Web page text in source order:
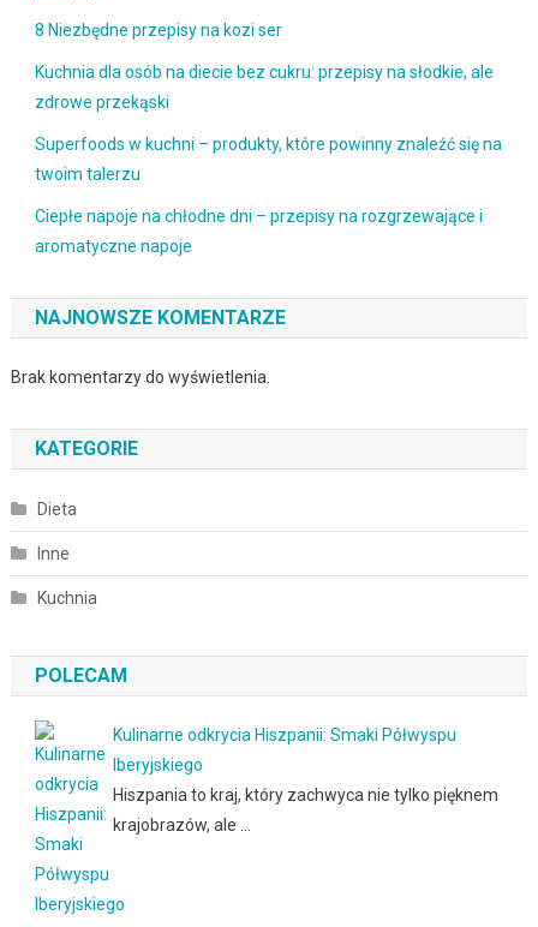
8 Niezbędne przepisy na kozi ser
Kuchnia dla osób na diecie bez cukru: przepisy na słodkie, ale
zdrowe przekąski
Superfoods w kuchni – produkty, które powinny znaleźć się na
twoim talerzu
Ciepłe napoje na chłodne dni – przepisy na rozgrzewające i
aromatyczne napoje
NAJNOWSZE KOMENTARZE
Brak komentarzy do wyświetlenia.
KATEGORIE
Dieta
Inne
Kuchnia
POLECAM
Kulinarne odkrycia Hiszpanii: Smaki Półwyspu
Iberyjskiego
Hiszpania to kraj, który zachwyca nie tylko pięknem
krajobrazów, ale …